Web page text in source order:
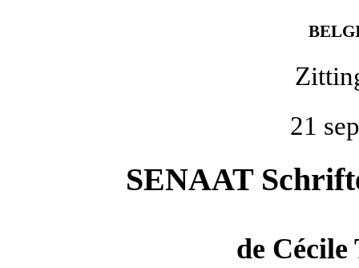
21
SENAAT
de